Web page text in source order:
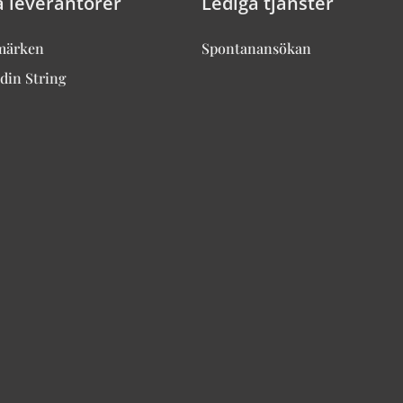
String
Spontanansökan